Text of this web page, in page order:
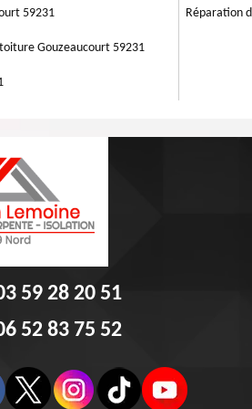
utilisée pour les toits plats ou
59231
Gouzeaucourt 59231
Réparation
59 28 20 51
52 83 75 52